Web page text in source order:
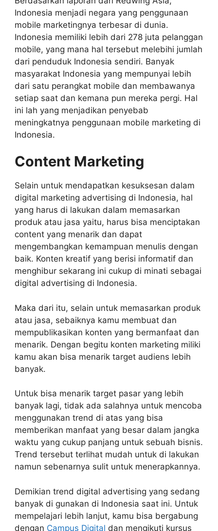
Indonesia menjadi negara yang penggunaan
mobile marketingnya terbesar di dunia.
Indonesia memiliki lebih dari 278 juta pelanggan
mobile, yang mana hal tersebut melebihi jumlah
dari penduduk Indonesia sendiri. Banyak
masyarakat Indonesia yang mempunyai lebih
dari satu perangkat mobile dan membawanya
setiap saat dan kemana pun mereka pergi. Hal
ini lah yang menjadikan penyebab
meningkatnya penggunaan mobile marketing di
Indonesia.
Content Marketing
Selain untuk mendapatkan kesuksesan dalam
digital marketing advertising di Indonesia, hal
yang harus di lakukan dalam memasarkan
produk atau jasa yaitu, harus bisa menciptakan
content yang menarik dan dapat
mengembangkan kemampuan menulis dengan
baik. Konten kreatif yang berisi informatif dan
menghibur sekarang ini cukup di minati sebagai
digital advertising di Indonesia.
Maka dari itu, selain untuk memasarkan produk
atau jasa, sebaiknya kamu membuat dan
mempublikasikan konten yang bermanfaat dan
menarik. Dengan begitu konten marketing miliki
kamu akan bisa menarik target audiens lebih
banyak.
Untuk bisa menarik target pasar yang lebih
banyak lagi, tidak ada salahnya untuk mencoba
menggunakan trend di atas yang bisa
memberikan manfaat yang besar dalam jangka
waktu yang cukup panjang untuk sebuah bisnis.
Trend tersebut terlihat mudah untuk di lakukan
namun sebenarnya sulit untuk menerapkannya.
Demikian trend digital advertising yang sedang
banyak di gunakan di Indonesia saat ini. Untuk
mempelajari lebih lanjut, kamu bisa bergabung
dengan Campus Digital dan mengikuti kursus